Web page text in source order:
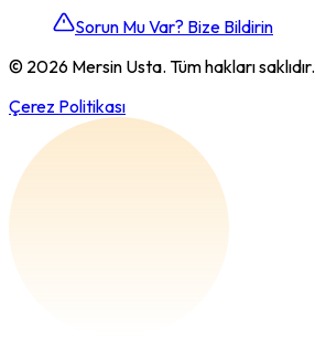
Sorun Mu Var? Bize Bildirin
© 2026 Mersin Usta. Tüm hakları saklıdır.
Çerez Politikası